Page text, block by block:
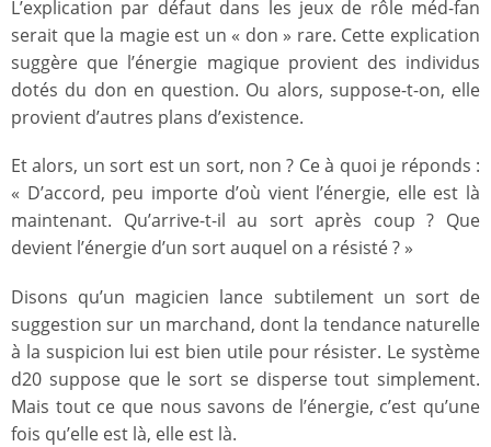
L’explication par défaut dans les jeux de rôle méd-fan
serait que la magie est un « don » rare. Cette explication
suggère que l’énergie magique provient des individus
dotés du don en question. Ou alors, suppose-t-on, elle
provient d’autres plans d’existence.
Et alors, un sort est un sort, non ? Ce à quoi je réponds :
« D’accord, peu importe d’où vient l’énergie, elle est là
maintenant. Qu’arrive-t-il au sort après coup ? Que
devient l’énergie d’un sort auquel on a résisté ? »
Disons qu’un magicien lance subtilement un sort de
suggestion sur un marchand, dont la tendance naturelle
à la suspicion lui est bien utile pour résister. Le système
d20 suppose que le sort se disperse tout simplement.
Mais tout ce que nous savons de l’énergie, c’est qu’une
fois qu’elle est là, elle est là.